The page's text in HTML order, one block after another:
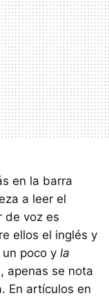
en la barra
a leer el
de voz es
ellos el inglés y
poco y la
, apenas se nota
En artículos en